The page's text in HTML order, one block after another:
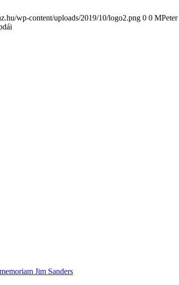
wp-content/uploads/2019/10/logo2.png 0 0 MPeter
Jim Sanders